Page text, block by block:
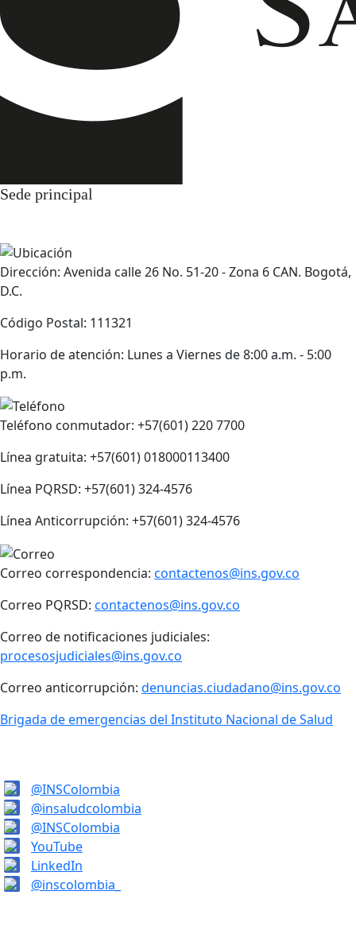
Sede principal
Dirección: Avenida calle 26 No. 51-20 - Zona 6 CAN. Bogotá,
D.C.
Código Postal: 111321
Horario de atención: Lunes a Viernes de 8:00 a.m. - 5:00
p.m.
Teléfono conmutador: +57(601) 220 7700
Línea gratuita: +57(601) 018000113400
Línea PQRSD: +57(601) 324-4576
Línea Anticorrupción: +57(601) 324-4576
Correo correspondencia: contactenos@ins.gov.co
Correo PQRSD: contactenos@ins.gov.co
Correo de notificaciones judiciales:
procesosjudiciales@ins.gov.co
Correo anticorrupción: denuncias.ciudadano@ins.gov.co
Brigada de emergencias del Instituto Nacional de Salud
@INSColombia
@insaludcolombia
@INSColombia
YouTube
LinkedIn
@inscolombia_